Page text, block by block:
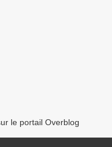
le portail Overblog